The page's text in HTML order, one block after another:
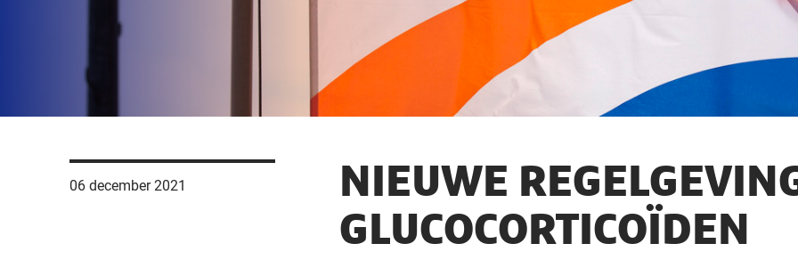
06 december 2021
NIEUWE
GLUCOCORTICOÏDEN